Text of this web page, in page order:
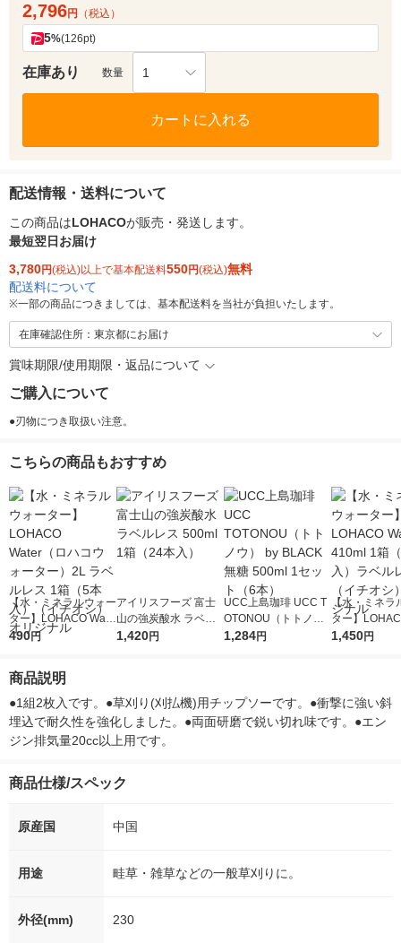
2,796円 （税込）
5%(126pt)
在庫あり 数量 1
カートに入れる
配送情報・送料について
この商品はLOHACOが販売・発送します。
最短翌日お届け
3,780円(税込)以上で基本配送料550円(税込)無料
配送料について
※一部の商品につきましては、基本配送料を当社が負担いたします。
在庫確認住所：東京都にお届け
賞味期限/使用期限・返品について
ご購入について
●刃物につき取扱い注意。
こちらの商品もおすすめ
【水・ミネラルウォー
ター】LOHACO Wate
r（ロハコウォータ
シ） オリジナル
490円
アイリスフーズ 富士
山の強炭酸水 ラベル
レス 500ml 1箱（24
1,420円
UCC上島珈琲 UCC T
OTONOU（トトノ
ウ） by BLACK無糖 5
1,284円
【水・ミネラ
ター】
r 410ml 1箱（
1,450円
商品説明
●1組2枚入です。●草刈り(刈払機)用チップソーです。●衝撃に強い斜
埋込で耐久性を強化しました。●両面研磨で鋭い切れ味です。●エン
ジン排気量20cc以上用です。
商品仕様/スペック
原産国 中国
用途 畦草・雑草などの一般草刈りに。
外径(mm) 230